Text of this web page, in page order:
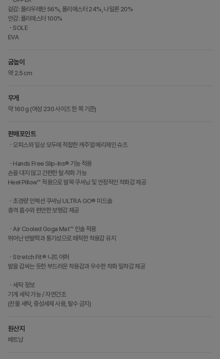
겉감: 폴리우레탄 56%, 폴리에스터 24%, 나일론 20%
안감: 폴리에스터 100%
ㆍSOLE
EVA
굽높이
약 2.5 cm
무게
약 160 g (여성 230 사이즈 한 쪽 기준)
판매포인트
ㆍ오피스와 일상 모두에 적합한 캐주얼 메리제인 슈즈
ㆍHands Free Slip-Ins® 기능 적용
손을 대지 않고 간편한 탈·착화 가능
Heel Pillow™ 적용으로 발목 쿠셔닝 및 안정적인 착화감 제공
ㆍ초경량 인젝션 쿠셔닝 ULTRA GO® 미드솔
충격 흡수와 편안한 보행감 제공
ㆍAir Cooled Goga Mat™ 인솔 적용
뛰어난 반발력과 통기성으로 쾌적한 착용감 유지
ㆍStretch Fit® 니트 어퍼
발을 감싸는 듯한 부드러운 착용감과 우수한 착화 밀착감 제공
ㆍ세탁 정보
기계 세탁 가능 / 자연건조
(찬물 세탁, 중성세제 사용, 탈수 금지)
원산지
베트남